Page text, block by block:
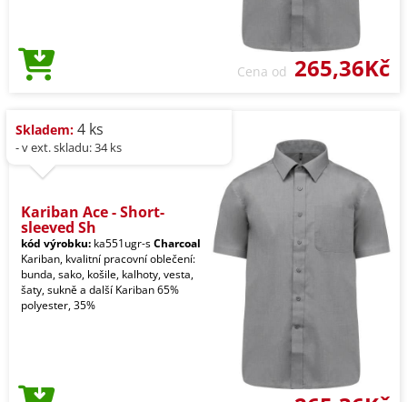
Cena od 265,36Kč
Skladem: 4 ks
- v ext. skladu: 34 ks
Kariban Ace - Short-
sleeved Sh
kód výrobku: ka551ugr-sCharcoal
Kariban, kvalitní pracovní oblečení:
bunda, sako, košile, kalhoty, vesta,
šaty, sukně a další Kariban 65%
polyester, 35%